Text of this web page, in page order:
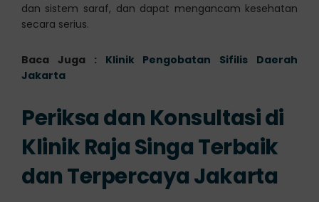
dan sistem saraf, dan dapat mengancam kesehatan
secara serius.
Baca Juga : Klinik Pengobatan Sifilis Daerah
Jakarta
Periksa dan Konsultasi di
KlinikRaja SingaTerbaik
dan Terpercaya Jakarta